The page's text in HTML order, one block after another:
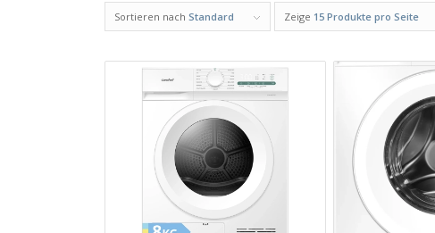
Sortieren nachStandard Zeige 15 Produkte pro Seite